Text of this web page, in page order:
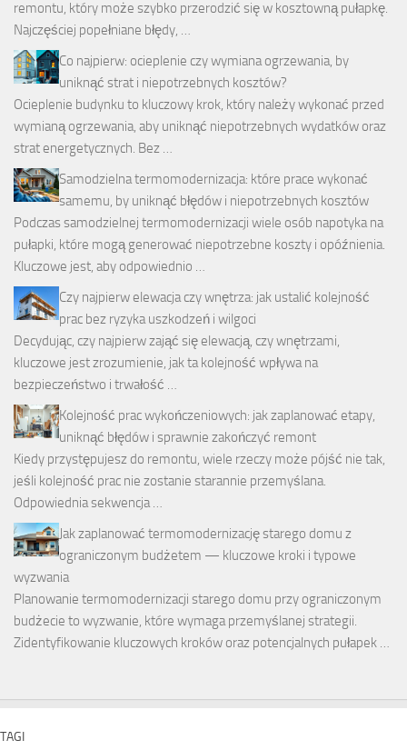
remontu, który może szybko przerodzić się w kosztowną pułapkę.
Najczęściej popełniane błędy, …
Co najpierw: ocieplenie czy wymiana ogrzewania, by
uniknąć strat i niepotrzebnych kosztów?
Ocieplenie budynku to kluczowy krok, który należy wykonać przed
wymianą ogrzewania, aby uniknąć niepotrzebnych wydatków oraz
strat energetycznych. Bez …
Samodzielna termomodernizacja: które prace wykonać
samemu, by uniknąć błędów i niepotrzebnych kosztów
Podczas samodzielnej termomodernizacji wiele osób napotyka na
pułapki, które mogą generować niepotrzebne koszty i opóźnienia.
Kluczowe jest, aby odpowiednio …
Czy najpierw elewacja czy wnętrza: jak ustalić kolejność
prac bez ryzyka uszkodzeń i wilgoci
Decydując, czy najpierw zająć się elewacją, czy wnętrzami,
kluczowe jest zrozumienie, jak ta kolejność wpływa na
bezpieczeństwo i trwałość …
Kolejność prac wykończeniowych: jak zaplanować etapy,
uniknąć błędów i sprawnie zakończyć remont
Kiedy przystępujesz do remontu, wiele rzeczy może pójść nie tak,
jeśli kolejność prac nie zostanie starannie przemyślana.
Odpowiednia sekwencja …
Jak zaplanować termomodernizację starego domu z
ograniczonym budżetem — kluczowe kroki i typowe
wyzwania
Planowanie termomodernizacji starego domu przy ograniczonym
budżecie to wyzwanie, które wymaga przemyślanej strategii.
Zidentyfikowanie kluczowych kroków oraz potencjalnych pułapek …
TAGI